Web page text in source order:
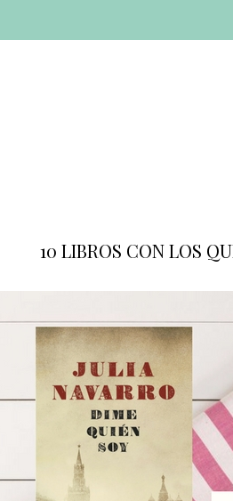
Bonitismos
10 LIBROS CON LOS